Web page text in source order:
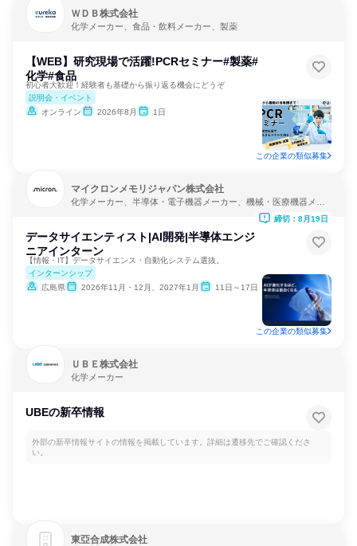
ＷＤＢ株式会社
化学メーカー、食品・飲料メーカー、製薬
【WEB】研究現場で活躍!PCRセミナー#製薬#
化学#食品
初心者大歓迎！経験者も基礎から振り返る機会にどうぞ
説明会・イベント
オンライン
2026年8月 1日
この企業の類似募集
マイクロンメモリジャパン株式会社
化学メーカー、半導体・電子機器メーカー、機械・医療機器メー
データサイエンティスト|AI開発|半導体エンジ
ニアインターン
【情報・IT】データサイエンス・自動化システム選抜。
インターンシップ
広島県
2026年11月・12月、2027年1月 11日～17日
締切：8月19日
この企業の類似募集
ＵＢＥ株式会社
化学メーカー
UBEの新卒情報
外部の新卒情報サイトの情報を掲載しています。詳細は遷移先でご確認くださ
い。
東亞合成株式会社